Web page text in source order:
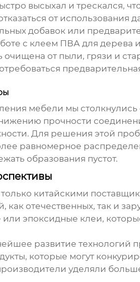
высыхал и трескался,
от использования
добавок или
с клеем ПВА для дерева
от пыли, грязи и
мебели мы
прочности
Для решения этой
равномерное
образования пустот.
только китайскими
как отечественных, так и
эпоксидные клеи,
развитие технологий
которые могут
уделяли